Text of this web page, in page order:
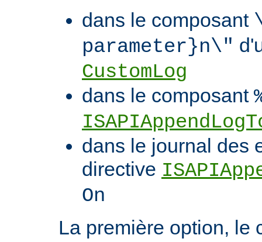
dans le composant
parameter}n\"
CustomLog
dans le composant
dans le journal des
directive
On
La première option, le